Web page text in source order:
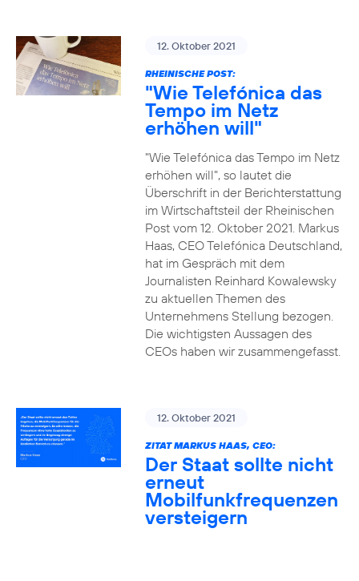
12. Oktober 2021
RHEINISCHE POST:
"Wie Telefónica das
Tempo im Netz
erhöhen will"
"Wie Telefónica das Tempo im Netz
erhöhen will", so lautet die
Überschrift in der Berichterstattung
im Wirtschaftsteil der Rheinischen
Post vom 12. Oktober 2021. Markus
Haas, CEO Telefónica Deutschland,
hat im Gespräch mit dem
Journalisten Reinhard Kowalewsky
zu aktuellen Themen des
Unternehmens Stellung bezogen.
Die wichtigsten Aussagen des
CEOs haben wir zusammengefasst.
12. Oktober 2021
ZITAT MARKUS HAAS, CEO:
Der Staat sollte nicht
erneut
Mobilfunkfrequenzen
versteigern